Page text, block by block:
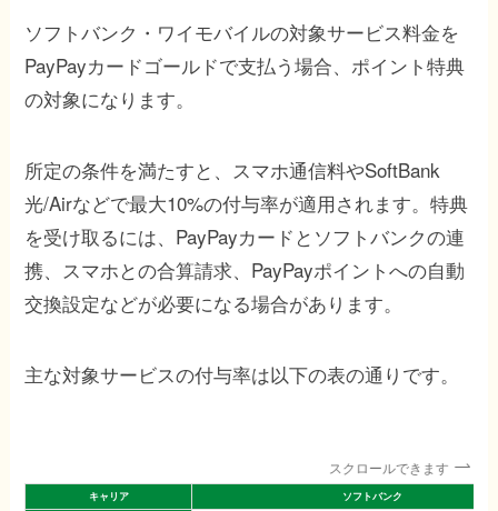
ソフトバンク・ワイモバイルの対象サービス料金を
PayPayカードゴールドで支払う場合、ポイント特典
の対象になります。
所定の条件を満たすと、スマホ通信料やSoftBank
光/Airなどで最大10%の付与率が適用されます。特典
を受け取るには、PayPayカードとソフトバンクの連
携、スマホとの合算請求、PayPayポイントへの自動
交換設定などが必要になる場合があります。
主な対象サービスの付与率は以下の表の通りです。
スクロールできます
キャリア
ソフトバンク